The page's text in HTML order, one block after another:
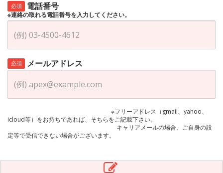
必須 電話番号
※連絡の取れる電話番号を入力してください。
必須 メールアドレス
※フリーアドレス（gmail、yahoo、
icloud等）をお持ちであれば、そちらをご記載下さい。
キャリアメールの場合、ご自身の設
定等で受信できない場合がございます。